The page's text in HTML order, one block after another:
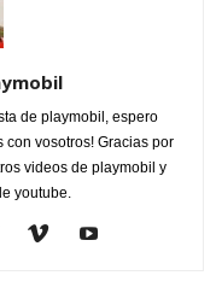
de playmobil, espero
vosotros! Gracias por
videos de playmobil y
youtube.